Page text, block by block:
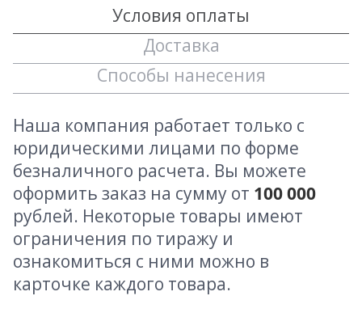
Условия оплаты
Доставка
Способы нанесения
Наша компания работает только с
юридическими лицами по форме
безналичного расчета. Вы можете
оформить заказ на сумму от 100 000
рублей. Некоторые товары имеют
ограничения по тиражу и
ознакомиться с ними можно в
карточке каждого товара.